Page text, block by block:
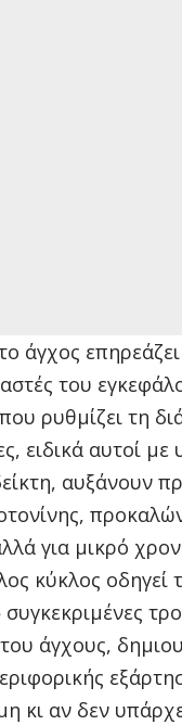
άγχος
του
ρυθμίζει τη
ειδικά αυτοί με
αυξάνουν
για μικρό
κύκλος οδηγεί
συγκεκριμένες
άγχους,
κι αν δεν